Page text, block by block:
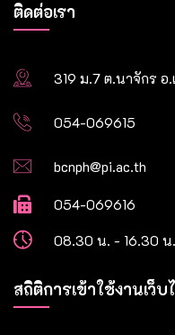
ติดต่อเรา
319 ม.7 ต.นาจักร
054-069615
bcnph@pi.ac.th
054-069616
08.30 น. - 16.30 น.
สถิติการเข้าใช้งานเว็บ